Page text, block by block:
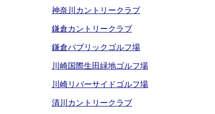
神奈川カントリークラブ
鎌倉カントリークラブ
鎌倉パブリックゴルフ場
川崎国際生田緑地ゴルフ場
川崎リバーサイドゴルフ場
清川カントリークラブ